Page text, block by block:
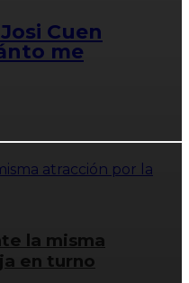
Cuen
me
la misma
en turno